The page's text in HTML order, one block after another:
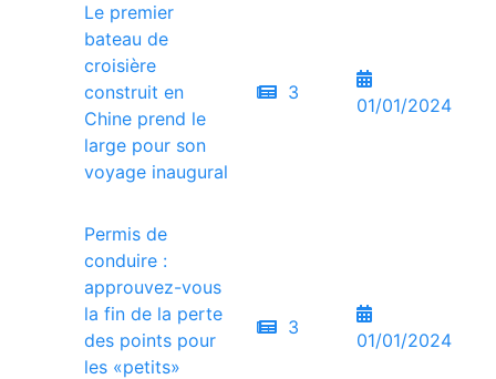
Le premier
bateau de
croisière
construit en
Chine prend le
large pour son
voyage inaugural
3
01/01/2024
Permis de
conduire :
approuvez-vous
la fin de la perte
des points pour
les «petits»
3
01/01/2024